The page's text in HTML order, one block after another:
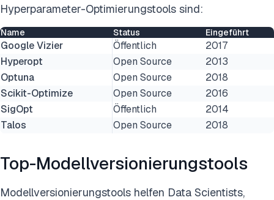
Hyperparameter-Optimierungstools sind:
Name Status Eingeführt
Google Vizier Öffentlich
2017
Hyperopt
Open Source
2013
Optuna
Open Source
2018
Scikit-Optimize
Open Source
2016
SigOpt
Öffentlich
2014
Talos
Open Source 2018
Top-Modellversionierungstools
Modellversionierungstools helfen Data Scientists,